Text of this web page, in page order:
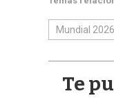
Mundial 2026
Te